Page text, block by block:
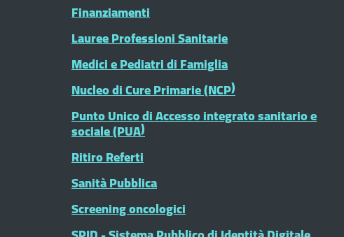
Finanziamenti
Lauree Professioni Sanitarie
Medici e Pediatri di Famiglia
Nucleo di Cure Primarie (NCP)
Punto Unico di Accesso integrato sanitario e
sociale (PUA)
Ritiro Referti
Sanità Pubblica
Screening oncologici